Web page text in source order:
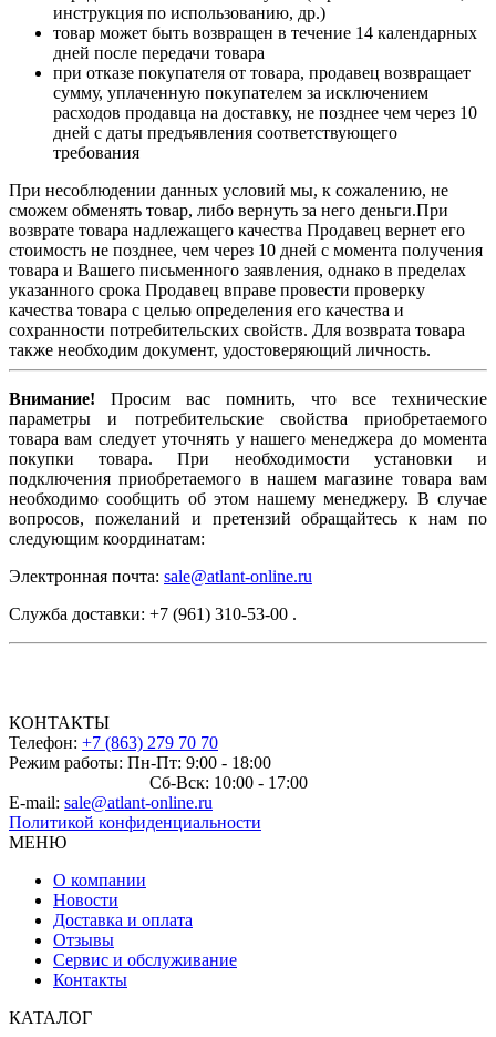
инструкция по использованию, др.)
товар может быть возвращен в течение 14 календарных
дней после передачи товара
при отказе покупателя от товара, продавец возвращает
сумму, уплаченную покупателем за исключением
расходов продавца на доставку, не позднее чем через 10
дней с даты предъявления соответствующего
требования
При несоблюдении данных условий мы, к сожалению, не
сможем обменять товар, либо вернуть за него деньги.При
возврате товара надлежащего качества Продавец вернет его
стоимость не позднее, чем через 10 дней с момента получения
товара и Вашего письменного заявления, однако в пределах
указанного срока Продавец вправе провести проверку
качества товара с целью определения его качества и
сохранности потребительских свойств. Для возврата товара
также необходим документ, удостоверяющий личность.
Внимание! Просим вас помнить, что все технические
параметры и потребительские свойства приобретаемого
товара вам следует уточнять у нашего менеджера до момента
покупки товара. При необходимости установки и
подключения приобретаемого в нашем магазине товара вам
необходимо сообщить об этом нашему менеджеру. В случае
вопросов, пожеланий и претензий обращайтесь к нам по
следующим координатам:
Электронная почта: sale@atlant-online.ru
Служба доставки: +7 (961) 310-53-00 .
КОНТАКТЫ
Телефон: +7 (863) 279 70 70
Режим работы: Пн-Пт: 9:00 - 18:00
Сб-Вск: 10:00 - 17:00
E-mail: sale@atlant-online.ru
Политикой конфиденциальности
МЕНЮ
О компании
Новости
Доставка и оплата
Отзывы
Сервис и обслуживание
Контакты
КАТАЛОГ